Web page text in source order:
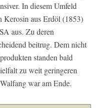
In diesem Umfeld
Kerosin aus Erdöl (1853)
aus. Zu deren
beitrug. Dem nicht
standen bald
zu weit geringeren
war am Ende.